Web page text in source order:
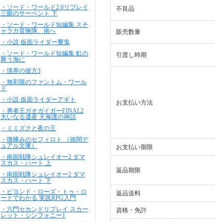
・ソード・ワールド2.0リプレイ
三眼のサーペント 下
・ソード・ワールド短編集 スチ
ャラカ冒険隊、南へ
・小説 仮面ライダー響鬼
・ソード・ワールド短編集 虹の
舞う海に
・境界の彼方3
・無彩限のファントム・ワール
ド
・小説 仮面ライダーアギト
・勇者王ガオガイガーFINAL2
大いなる遺産 天海護の神話
・ミミズクと夜の王
・微睡みのセフィロト （徳間デ
ュアル文庫）
・南国戦隊シュレイオー2 ダマ
スカス・ハート 上
・南国戦隊シュレイオー2 ダマ
スカス・ハート 下
・ビヨンド・ローズ・トゥ・ロ
ードでわかる 実践RPG入門
・六門セカンドリプレイ スカー
レット・シンフォニー1
不良品
販売数量
引渡し時期
お支払い方法
お支払い期限
返品期限
返品送料
資格・免許